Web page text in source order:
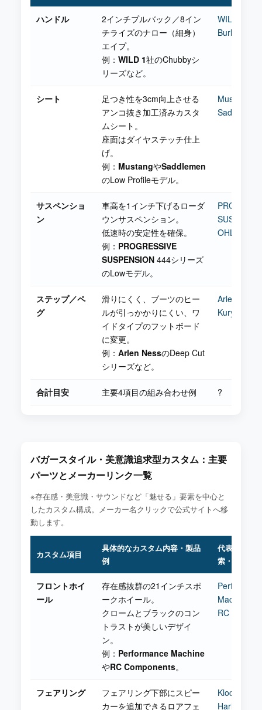
ハンドル
2インチプルバック／8イン
チライズのナロー（細身）
エイプ。
例： WILD 1社のChubbyシ
リーズなど。
WILD 1
Burly Brand
シート
足つき性を3cm向上させる
アンコ抜き加工済みカスタ
ムシート。
座面はダイヤステッチ仕上
げ。
例： MustangやSaddlemen
のLow Profileモデル。
Mustang
Saddlemen
サスペンショ
ン
車高を1インチ下げるローダ
ウンサスペンション。
低速時の安定性を確保。
例： PROGRESSIVE
SUSPENSION 444シリーズ
のLowモデル。
OHLINS
ステップ／ペ
グ
滑りにくく、ブーツのヒー
ルが引っかかりにくい、ワ
イドタイプのフットボード
に変更。
例： Arlen NessのDeep Cut
シリーズなど。
Arlen Ness
Kuryakyn
合計目安 主要4項目の組み合わせ例 ?
バガースタイル・美意識追求型カスタム：主要
パーツとメーカーリンク一覧
※存在感・美意識・サウンドなど「魅せる」要素を中心と
したカスタム構成。メーカー名クリックで公式サイトへ移
動します。
カスタム項目
具体的なカスタム内容・製品
例
代表的なメ
索・リンク
フロントホイ
ール
存在感抜群の21インチスポ
ークホイール。
クロームとブラックのコン
トラストが美しいデザイ
ン。
例： Performance Machine
やRC Components。
Machine
RC
フェアリング
フェアリング下部にスピー
カーを追加できるロアフェ
Klock
Harley-